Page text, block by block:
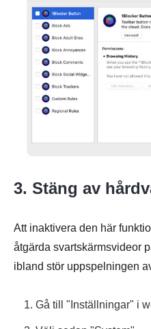
3. Stäng av
Att inaktivera den här
åtgärda svartskärmsvideor
ibland stör uppspelningen
1. Gå till "Inställningar" i